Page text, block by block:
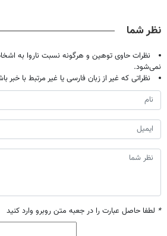
نظر شما
نظرات حاوی توهین و هرگونه نسبت ناروا به
نمی‌شود.
نظراتی که غیر از زبان فارسی یا غیر مرتبط با
* لطفا حاصل عبارت را در جعبه متن روبرو وارد کنید